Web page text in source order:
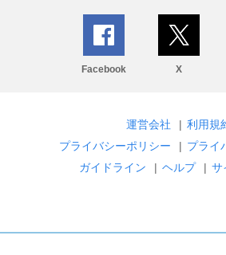
Facebook X
運営会社 | 利用規
プライバシーポリシー
| プライ
ガイドライン
| ヘルプ | サ